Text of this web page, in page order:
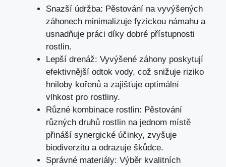
Snazší údržba: Pěstování na vyvýšených
záhonech minimalizuje fyzickou námahu a
usnadňuje práci díky dobré přístupnosti
rostlin.
Lepší drenáž: Vyvýšené záhony poskytují
efektivnější odtok vody, což snižuje riziko
hniloby kořenů a zajišťuje optimální
vlhkost pro rostliny.
Různé kombinace rostlin: Pěstování
různých druhů rostlin na jednom místě
přináší synergické účinky, zvyšuje
biodiverzitu a odrazuje škůdce.
Správné materiály: Výběr kvalitních